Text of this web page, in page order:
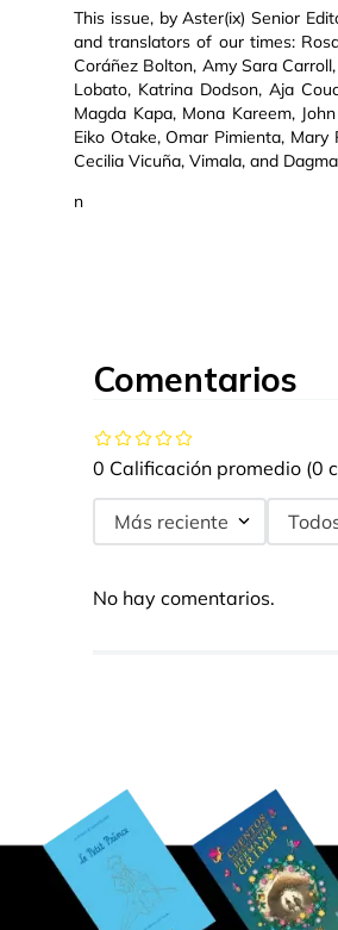
This issue, by Aster(ix) Senior
and translators of our times:
Coráñez Bolton, Amy Sara
Lobato, Katrina Dodson, Aja
Magda Kapa, Mona Kareem,
Eiko Otake, Omar Pimienta, Mary
Cecilia Vicuña, Vimala, and
n
Comentarios
0 Calificación promedio (0
Más reciente
No hay comentarios.